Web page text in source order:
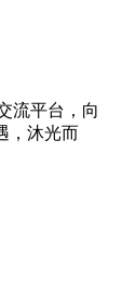
流平台，向
，沐光而